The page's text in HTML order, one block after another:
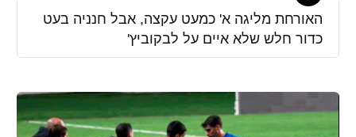
האורחת מליגה א' כמעט עקצה, אבל חנניה בעט
כדור חלש שלא איים על לבקוביץ'